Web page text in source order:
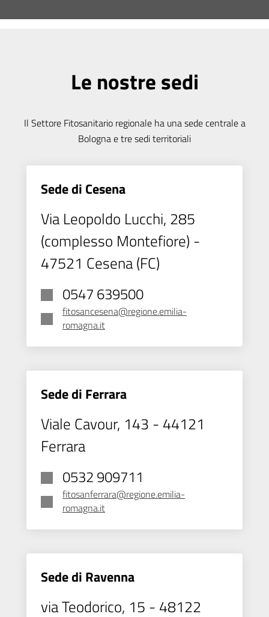
Le nostre sedi
Il Settore Fitosanitario regionale ha una sede centrale a
Bologna e tre sedi territoriali
Sede di Cesena
Via Leopoldo Lucchi, 285
(complesso Montefiore) -
47521 Cesena (FC)
0547 639500
fitosancesena@regione.emilia-
romagna.it
Sede di Ferrara
Viale Cavour, 143 - 44121
Ferrara
0532 909711
fitosanferrara@regione.emilia-
romagna.it
Sede di Ravenna
via Teodorico, 15 - 48122